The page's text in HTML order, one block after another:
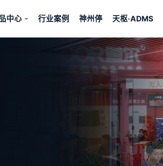
中心 行业案例 神州停 天枢·ADMS